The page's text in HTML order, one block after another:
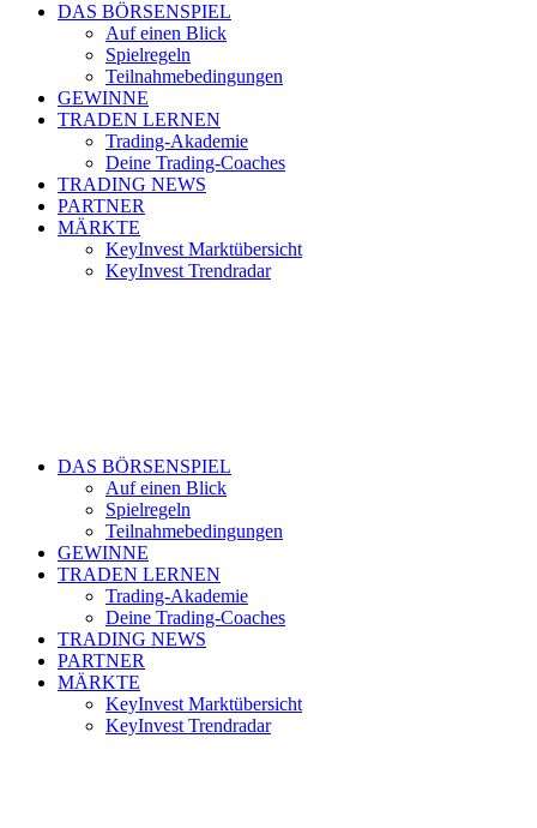
DAS BÖRSENSPIEL
Auf einen Blick
Spielregeln
Teilnahmebedingungen
GEWINNE
TRADEN LERNEN
Trading-Akademie
Deine Trading-Coaches
TRADING NEWS
PARTNER
MÄRKTE
KeyInvest Marktübersicht
KeyInvest Trendradar
DAS BÖRSENSPIEL
Auf einen Blick
Spielregeln
Teilnahmebedingungen
GEWINNE
TRADEN LERNEN
Trading-Akademie
Deine Trading-Coaches
TRADING NEWS
PARTNER
MÄRKTE
KeyInvest Marktübersicht
KeyInvest Trendradar